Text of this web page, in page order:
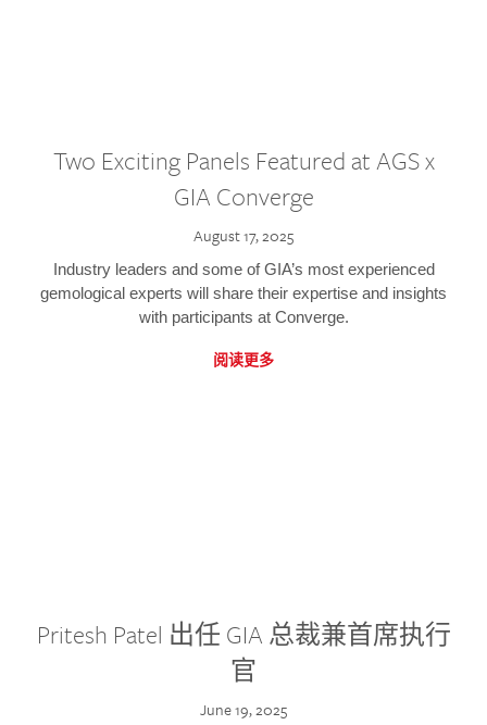
Two Exciting Panels Featured at AGS x
GIA Converge
August 17, 2025
Industry leaders and some of GIA’s most experienced
gemological experts will share their expertise and insights
with participants at Converge.
阅读更多
Pritesh Patel 出任 GIA 总裁兼首席执行
官
June 19, 2025